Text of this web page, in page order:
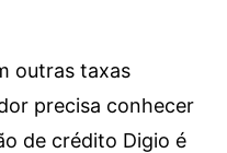
outras taxas
precisa conhecer
de crédito Digio é